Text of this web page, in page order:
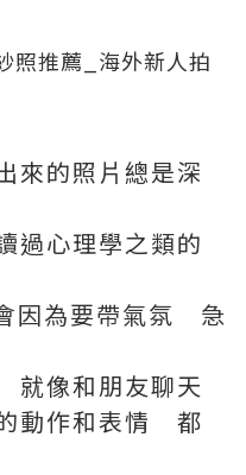
來的照片總是深
過心理學之類的
因為要帶氣氛 急
就像和朋友聊天
動作和表情 都